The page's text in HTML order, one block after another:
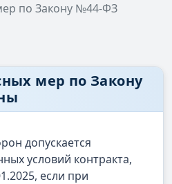
по Закону №44-ФЗ
мер по Закону
допускается
условий контракта,
если при